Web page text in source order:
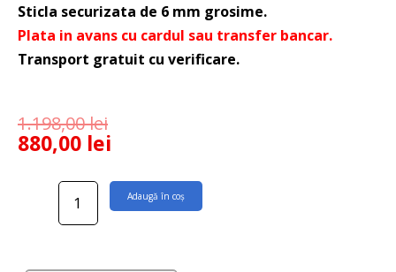
Sticla securizata de 6 mm grosime.
Plata in avans cu cardul sau transfer bancar.
Transport gratuit cu verificare.
1.198,00lei
880,00 lei
Cantitate
Adaugă în coș